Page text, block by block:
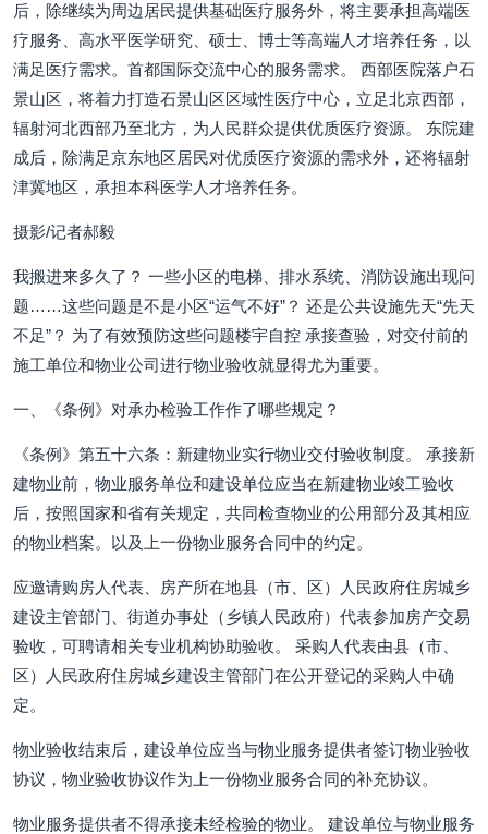
后，除继续为周边居民提供基础医疗服务外，将主要承担高端医
疗服务、高水平医学研究、硕士、博士等高端人才培养任务，以
满足医疗需求。首都国际交流中心的服务需求。 西部医院落户石
景山区，将着力打造石景山区区域性医疗中心，立足北京西部，
辐射河北西部乃至北方，为人民群众提供优质医疗资源。 东院建
成后，除满足京东地区居民对优质医疗资源的需求外，还将辐射
津冀地区，承担本科医学人才培养任务。
摄影/记者郝毅
我搬进来多久了？ 一些小区的电梯、排水系统、消防设施出现问
题……这些问题是不是小区“运气不好”？ 还是公共设施先天“先天
不足”？ 为了有效预防这些问题楼宇自控 承接查验，对交付前的
施工单位和物业公司进行物业验收就显得尤为重要。
一、《条例》对承办检验工作作了哪些规定？
《条例》第五十六条：新建物业实行物业交付验收制度。 承接新
建物业前，物业服务单位和建设单位应当在新建物业竣工验收
后，按照国家和省有关规定，共同检查物业的公用部分及其相应
的物业档案。以及上一份物业服务合同中的约定。
应邀请购房人代表、房产所在地县（市、区）人民政府住房城乡
建设主管部门、街道办事处（乡镇人民政府）代表参加房产交易
验收，可聘请相关专业机构协助验收。 采购人代表由县（市、
区）人民政府住房城乡建设主管部门在公开登记的采购人中确
定。
物业验收结束后，建设单位应当与物业服务提供者签订物业验收
协议，物业验收协议作为上一份物业服务合同的补充协议。
物业服务提供者不得承接未经检验的物业。 建设单位与物业服务